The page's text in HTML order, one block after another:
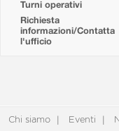
Turni operativi
Richiesta
informazioni/Contatta
l'ufficio
Chi siamo Eventi